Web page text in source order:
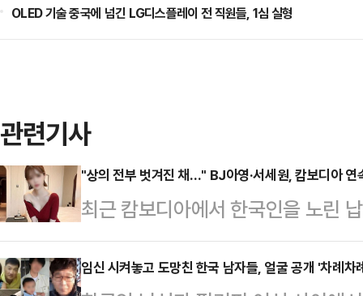
OLED 기술 중국에 넘긴 LG디스플레이 전 직원들, 1심 실형
관련기사
"상의 전부 벗겨진 채…" BJ아영·서세원, 캄보디아 연
최근 캄보디아에서 한국인을 노린
년 전 고(故) BJ아영(본명 변아영)
변씨는 지난 2023년 6월2일 지인
임신 시켜놓고 도망친 한국 남자들, 얼굴 공개 '차례차